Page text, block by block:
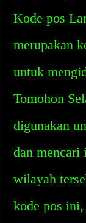
Kode pos
merupakan
untuk
Tomohon
digunakan
dan mencari
wilayah
kode pos